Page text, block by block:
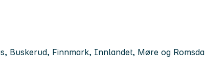
Buskerud, Finnmark, Innlandet, Møre og